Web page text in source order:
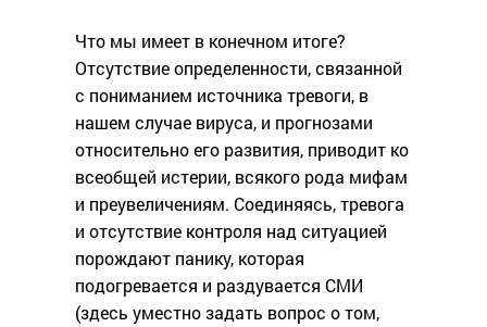
Что мы имеет в конечном итоге?
Отсутствие определенности, связанной
с пониманием источника тревоги, в
нашем случае вируса, и прогнозами
относительно его развития, приводит ко
всеобщей истерии, всякого рода мифам
и преувеличениям. Соединяясь, тревога
и отсутствие контроля над ситуацией
порождают панику, которая
подогревается и раздувается СМИ
(здесь уместно задать вопрос о том,